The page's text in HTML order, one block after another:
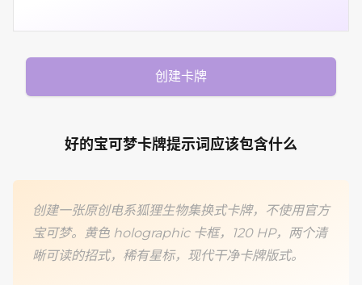
创建卡牌
好的宝可梦卡牌提示词应该包含什么
创建一张原创电系狐狸生物集换式卡牌，不使用官方
宝可梦。黄色 holographic 卡框，120 HP，两个清
晰可读的招式，稀有星标，现代干净卡牌版式。